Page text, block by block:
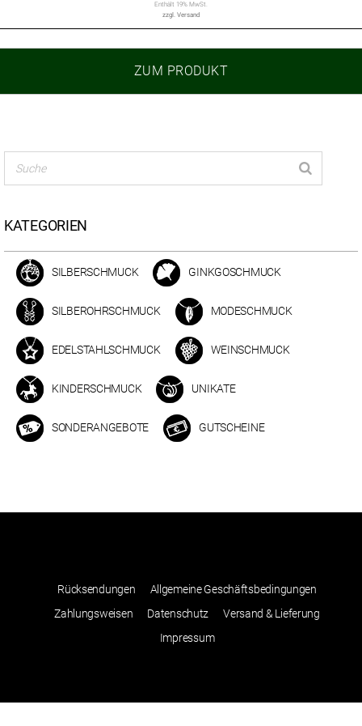
Enthält 19% MwSt.
zzgl. Versand
ZUM PRODUKT
KATEGORIEN
SILBERSCHMUCK GINKGOSCHMUCK
SILBEROHRSCHMUCK MODESCHMUCK
EDELSTAHLSCHMUCK WEINSCHMUCK
KINDERSCHMUCK UNIKATE
SONDERANGEBOTE GUTSCHEINE
Rücksendungen
Allgemeine Geschäftsbedingungen
Zahlungsweisen
Datenschutz
Versand & Lieferung
Impressum